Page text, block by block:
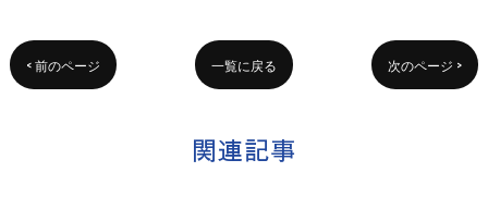
< 前のページ 一覧に戻る 次のページ >
関連記事